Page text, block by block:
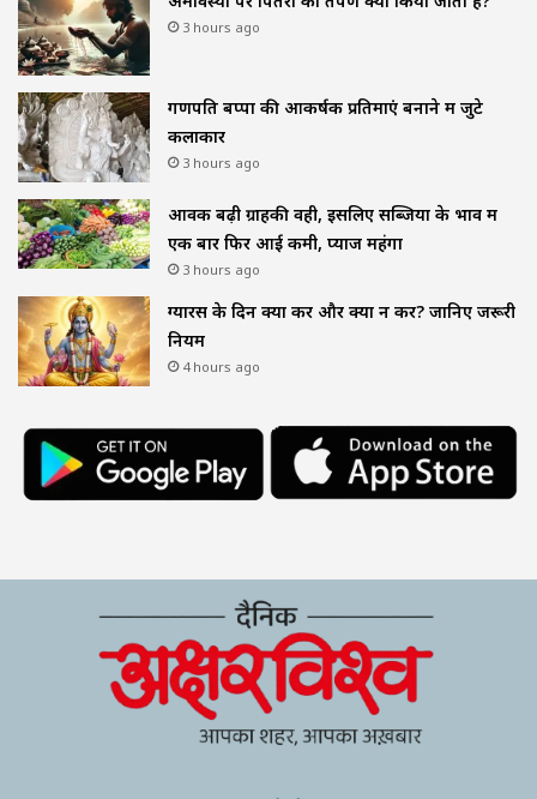
3 hours ago
गणपति बप्पा की आकर्षक प्रतिमाएं बनाने में जुटे
कलाकार
3 hours ago
आवक बढ़ी ग्राहकी वही, इसलिए सब्जियों के भाव में
एक बार फिर आई कमी, प्याज महंगा
3 hours ago
ग्यारस के दिन क्या करें और क्या न करें? जानिए जरूरी
नियम
4 hours ago